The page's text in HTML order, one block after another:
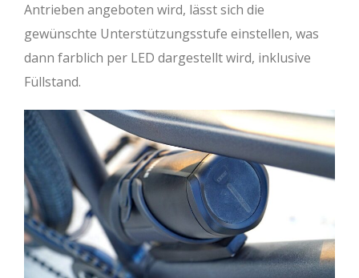
Antrieben angeboten wird, lässt sich die
gewünschte Unterstützungsstufe einstellen, was
dann farblich per LED dargestellt wird, inklusive
Füllstand.